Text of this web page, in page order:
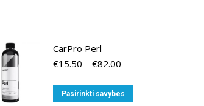
CarPro Perl
€15.50 – €82.00Price
€15.50
through
Pasirinkti savybes